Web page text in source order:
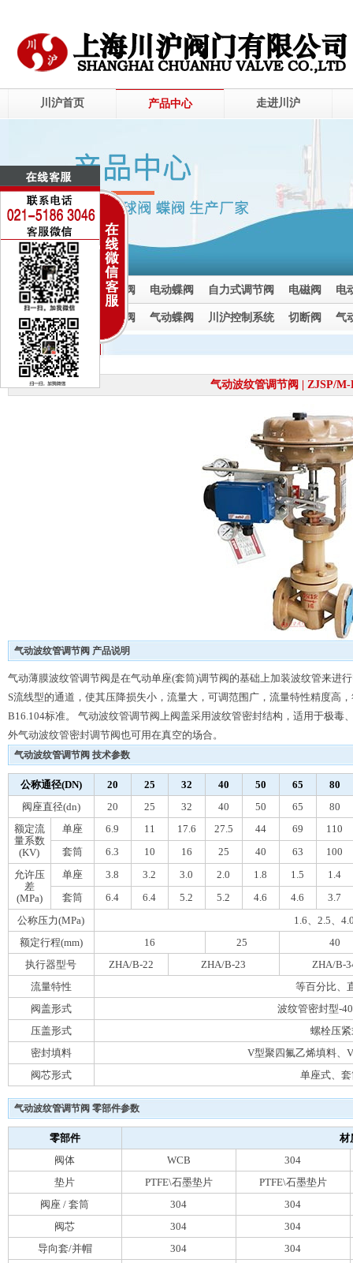
川沪首页 产品中心 走进川沪
电动调节阀 电动球阀 电动蝶阀 自力式调节阀 电磁阀 电
电动截止阀
气动调节阀 气动球阀 气动蝶阀 川沪控制系统 切断阀 气
气动截止阀
气动调节阀
气动波纹管调节阀 | ZJSP/M-
气动波纹管调节阀 产品说明
气动薄膜波纹管调节阀是在气动单座(套筒)调节阀的基础上加装波纹管来进
S流线型的通道，使其压降损失小，流量大，可调范围广，流量特性精度高
B16.104标准。 气动波纹管调节阀上阀盖采用波纹管密封结构，适用于极毒
外气动波纹管密封调节阀也可用在真空的场合。
气动波纹管调节阀 技术参数
公称通径(DN) 20 25 32 40 50 65
80
阀座直径(dn)
20 25 32 40 50 65
80
额定流
量系数
(KV)
单座 6.9 11 17.6 27.5 44 69
110
套筒
6.3 10 16 25 40 63
100
允许压
差
(MPa)
单座 3.8 3.2 3.0 2.0 1.8 1.5
1.4
套筒
6.4 6.4 5.2 5.2 4.6 4.6
3.7
公称压力(MPa)
1.6、2.5、
额定行程(mm)
16 25
40
执行器型号
ZHA/B-22 ZHA/B-23
ZHA/B-
流量特性
等百分比、
阀盖形式
波纹管密封型-
压盖形式
螺栓压
密封填料
V型聚四氟乙烯填料、
阀芯形式
单座式、
气动波纹管调节阀 零部件参数
零部件
材
阀体
WCB
304
垫片
PTFE\石墨垫片
PTFE\石墨垫片
阀座 / 套筒
304
304
阀芯
304
304
导向套/并帽
304
304